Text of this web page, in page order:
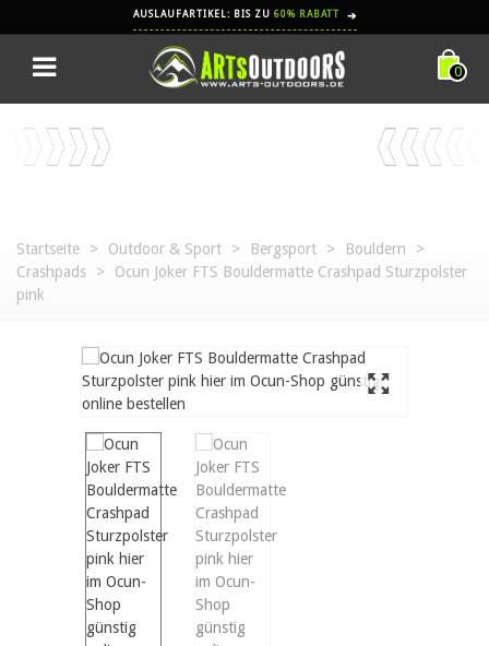
AUSLAUFARTIKEL: BIS ZU 60% RABATT ➔
0
Startseite > Outdoor & Sport > Bergsport > Bouldern
>
Crashpads
>
Ocun Joker FTS Bouldermatte Crashpad Sturzpolster
pink